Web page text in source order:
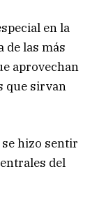
en la
de las más
aprovechan
que sirvan
hizo sentir
del